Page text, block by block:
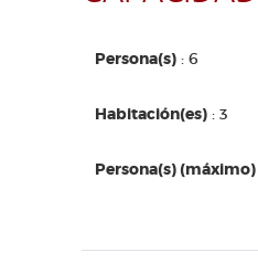
Persona(s) : 6
Habitación(es) : 3
Persona(s) (máximo)